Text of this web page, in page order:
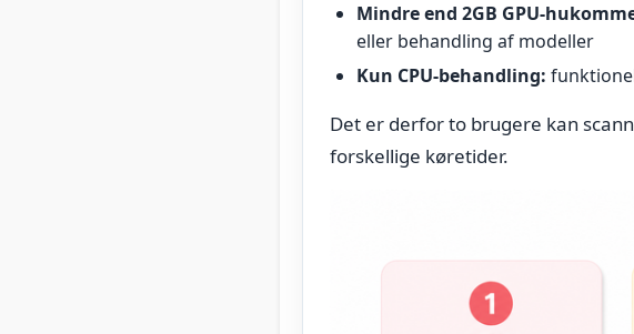
Mindre end 2GB GPU-
eller behandling af modeller
Kun CPU-behandling:
Det er derfor to brugere kan
forskellige køretider.